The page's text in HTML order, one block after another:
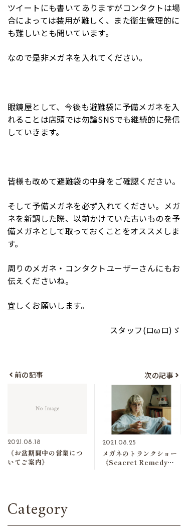
ツイートにも書いてありますがコンタクトは場
合によっては装用が難しく、また衛生管理的に
も難しいとも聞いています。
なので是非メガネを入れてください。
眼鏡屋として、今後も避難袋に予備メガネを入
れることは店頭では勿論SNSでも継続的に発信
していきます。
皆様も改めて避難袋の中身をご確認ください。
そして予備メガネを必ず入れてください。メガ
ネを新調した際、以前かけていた古いものを予
備メガネとして取っておくことをオススメしま
す。
周りのメガネ・コンタクトユーザーさんにもお
伝えくださいね。
宜しくお願いします。
スタッフ(ロωロ)ゞ
前の記事
2021.08.18
《お盆期間中の営業につ
いてご案内》
次の記事
2021.08.25
メガネのトランクショー
《Seacret Remedy》
Category